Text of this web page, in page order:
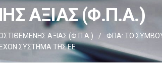
ΑΞΙΑΣ (Φ.Π.Α.)
ΑΞΙΑΣ (Φ.Π.Α.) /
ΦΠΑ: ΤΟ
ΣΥΣΤΗΜΑ ΤΗΣ ΕΕ